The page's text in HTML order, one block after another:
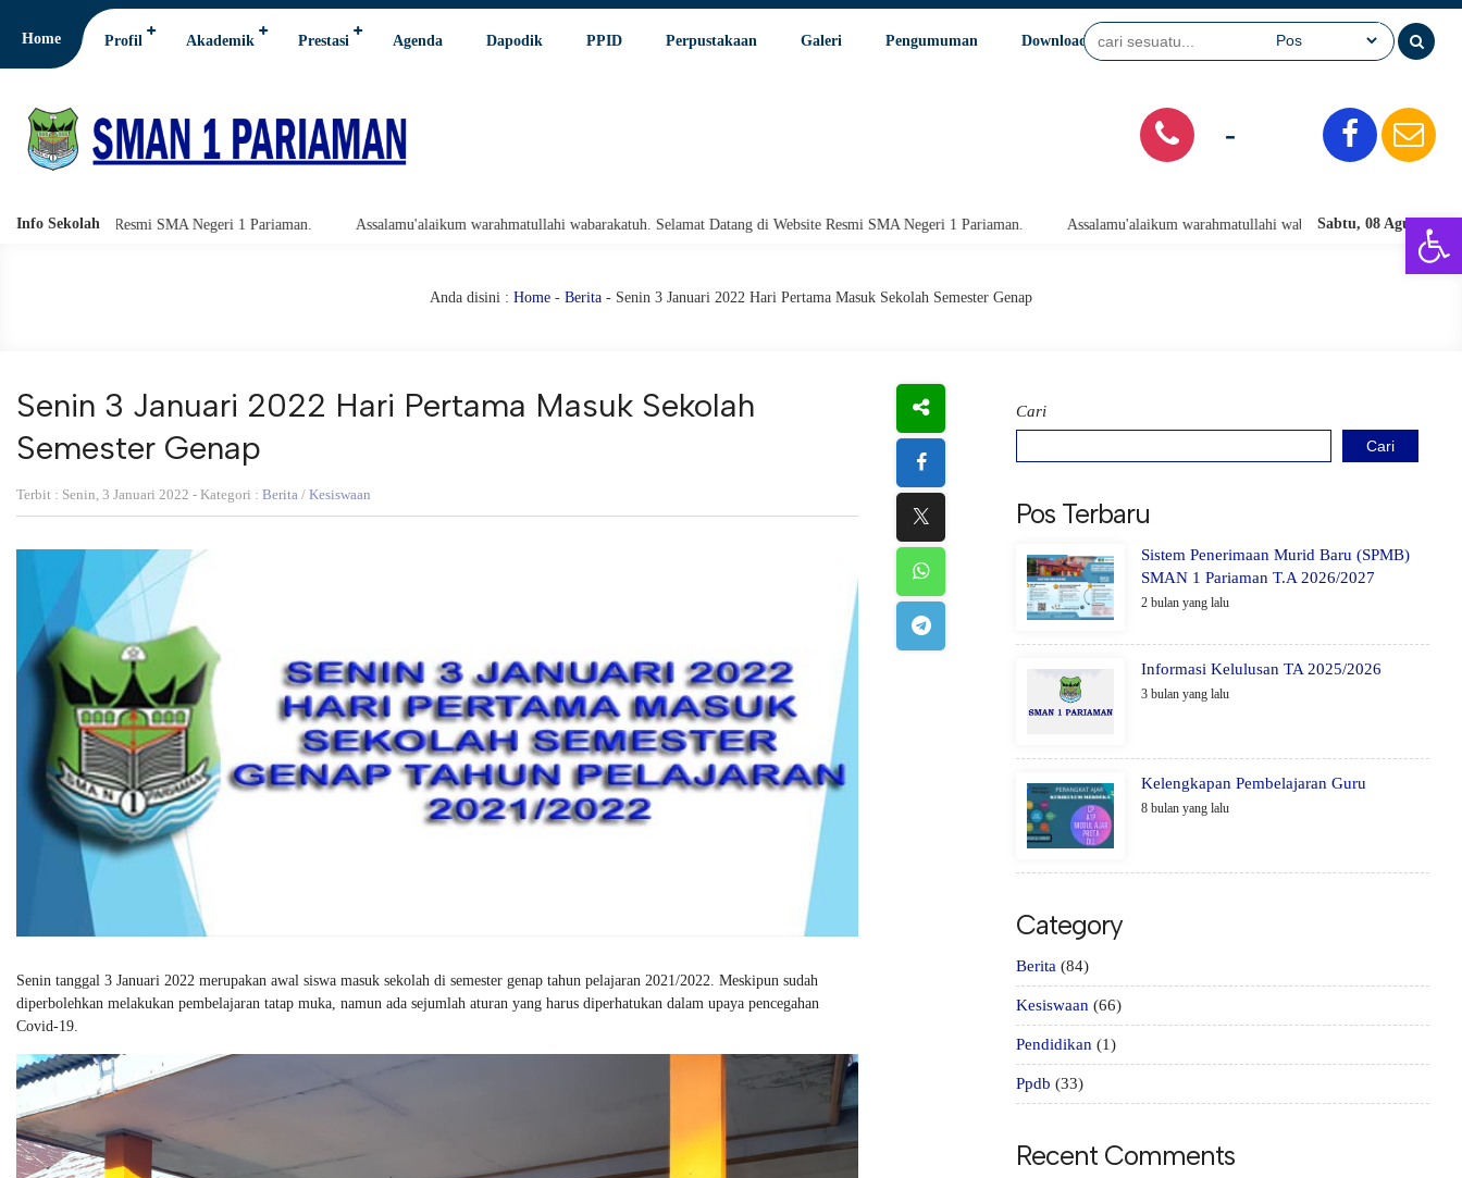
Home Profil Akademik Prestasi Agenda Dapodik PPID Perpustakaan Galeri Pengumuman Download Video
-
Info Sekolah Sabtu, 08 Agu 2026
SMA Negeri 1 Pariaman. Assalamu'alaikum warahmatullahi wabarakatuh. Selamat Datang di Website Resmi SMA Negeri 1 Pariaman. Assalamu'alaikum warahmatullahi wabarakatuh. Selamat Datang di Website Resmi
Anda disini : Home - Berita - Senin 3 Januari 2022 Hari Pertama Masuk Sekolah Semester Genap
Senin 3 Januari 2022 Hari Pertama Masuk Sekolah
Semester Genap
Terbit : Senin, 3 Januari 2022 - Kategori : Berita / Kesiswaan
Senin tanggal 3 Januari 2022 merupakan awal siswa masuk sekolah di semester genap tahun pelajaran 2021/2022. Meskipun sudah
diperbolehkan melakukan pembelajaran tatap muka, namun ada sejumlah aturan yang harus diperhatukan dalam upaya pencegahan
Covid-19.
Cari
Cari
Pos Terbaru
Sistem Penerimaan Murid Baru (SPMB)
SMAN 1 Pariaman T.A 2026/2027
2 bulan yang lalu
Informasi Kelulusan TA 2025/2026
3 bulan yang lalu
Kelengkapan Pembelajaran Guru
8 bulan yang lalu
Category
Berita (84)
Kesiswaan (66)
Pendidikan (1)
Ppdb (33)
Recent Comments